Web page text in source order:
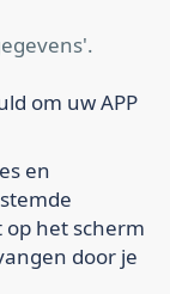
om uw APP
en
het scherm
door je